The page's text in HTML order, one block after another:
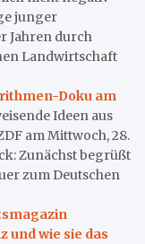
junger
Jahren durch
Landwirtschaft
Doku am
Ideen aus
am Mittwoch, 28.
Zunächst begrüßt
zum Deutschen
und wie sie das